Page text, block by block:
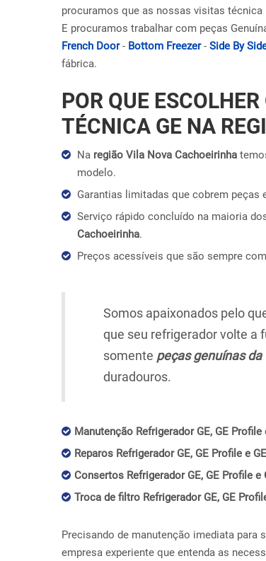
procuramos que as nossas visitas técnica
E procuramos trabalhar com peças
French Door- Bottom Freezer- Side By
fábrica.
POR QUE
TÉCNICA GE NA
Na região Vila Nova Cachoeirinha
modelo.
Garantias limitadas que cobrem peças
Serviço rápido concluído na maioria
Cachoeirinha.
Preços acessíveis que são sempre
Somos apaixonados pelo
que seu refrigerador volte a
somente peças genuínas da
duradouros.
Manutenção Refrigerador GE, GE
Reparos Refrigerador GE, GE Profile e
Consertos Refrigerador GE, GE Profile
Troca de filtro Refrigerador GE, GE
Precisando de manutenção imediata para
empresa experiente que entenda as